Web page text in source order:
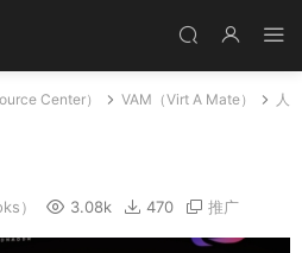
Center） VAM（Virt A Mate）
人
） 3.08k 470 推广